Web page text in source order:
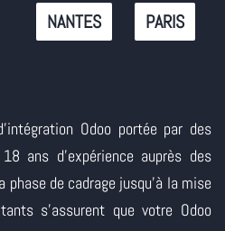
NANTES PARIS
Odoo portée par des
ans d'expérience auprès des
phase de cadrage jusqu'à la mise
s'assurent que votre Odoo